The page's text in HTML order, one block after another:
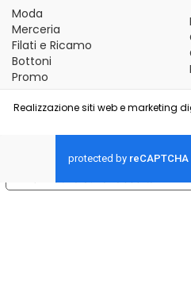
Moda
Merceria
Filati e Ricamo
Bottoni
Promo
Realizzazione siti web e marketing
Le tue preferenze